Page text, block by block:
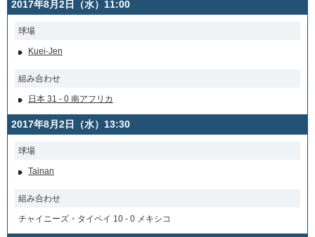
2017年8月2日（水）11:00
球場
Kuei-Jen
組み合わせ
日本 31 - 0 南アフリカ
2017年8月2日（水）13:30
球場
Tainan
組み合わせ
チャイニーズ・タイペイ 10 - 0 メキシコ